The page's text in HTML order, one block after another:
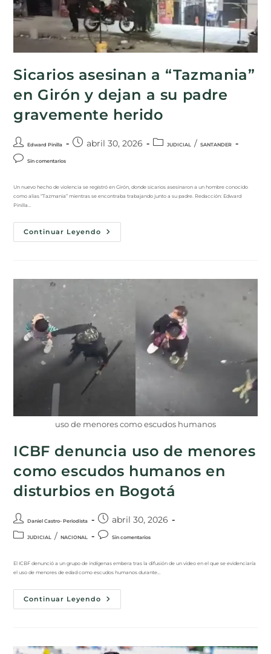
Sicarios asesinan a “Tazmania”
en Girón y dejan a su padre
gravemente herido
Edward Pinilla abril 30, 2026 JUDICIAL / SANTANDER
Sin comentarios
Un nuevo hecho de violencia se registró en Girón, donde sicarios asesinaron a un hombre conocido
como alias “Tazmania” mientras se encontraba trabajando junto a su padre. Redacción: Edward
Pinilla…
Continuar Leyendo
uso de menores como escudos humanos
ICBF denuncia uso de menores
como escudos humanos en
disturbios en Bogotá
Daniel Castro- Periodista abril 30, 2026
JUDICIAL / NACIONAL Sin comentarios
El ICBF denunció a un grupo de indígenas embera tras la difusión de un video en el que se evidenciaría
el uso de menores de edad como escudos humanos durante…
Continuar Leyendo